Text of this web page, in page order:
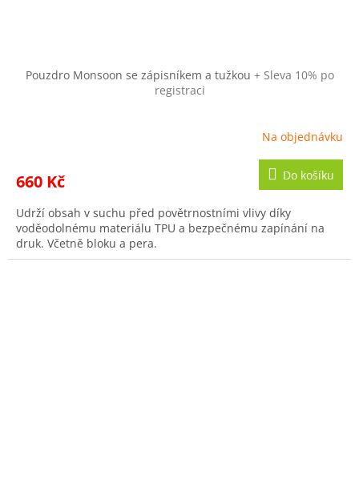
Pouzdro Monsoon se zápisníkem a tužkou + Sleva 10% po
registraci
Na objednávku
660 Kč Do košíku
Udrží obsah v suchu před povětrnostními vlivy díky
voděodolnému materiálu TPU a bezpečnému zapínání na
druk. Včetně bloku a pera.